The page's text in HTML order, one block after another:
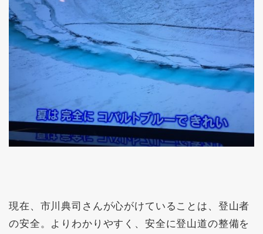
現在、市川典司さんが心がけていることは、登山者
の安全。よりわかりやすく、安全に登山道の整備を